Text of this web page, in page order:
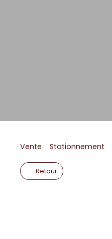
Vente Stationnement
Retour